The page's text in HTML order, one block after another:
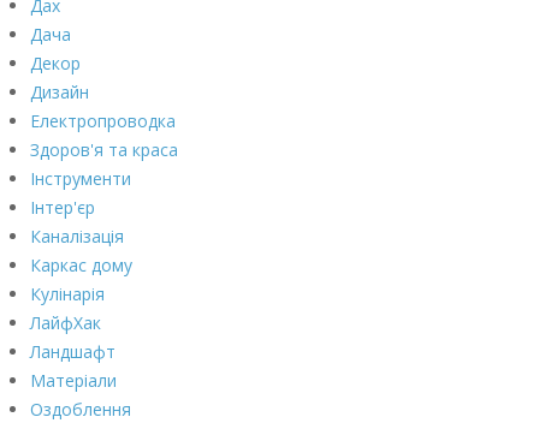
Дах
Дача
Декор
Дизайн
Електропроводка
Здоров'я та краса
Інструменти
Інтер'єр
Каналізація
Каркас дому
Кулінарія
ЛайфХак
Ландшафт
Матеріали
Оздоблення